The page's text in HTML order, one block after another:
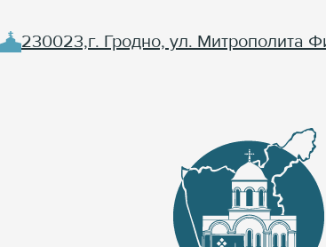
230023,г. Гродно, ул. Митрополита